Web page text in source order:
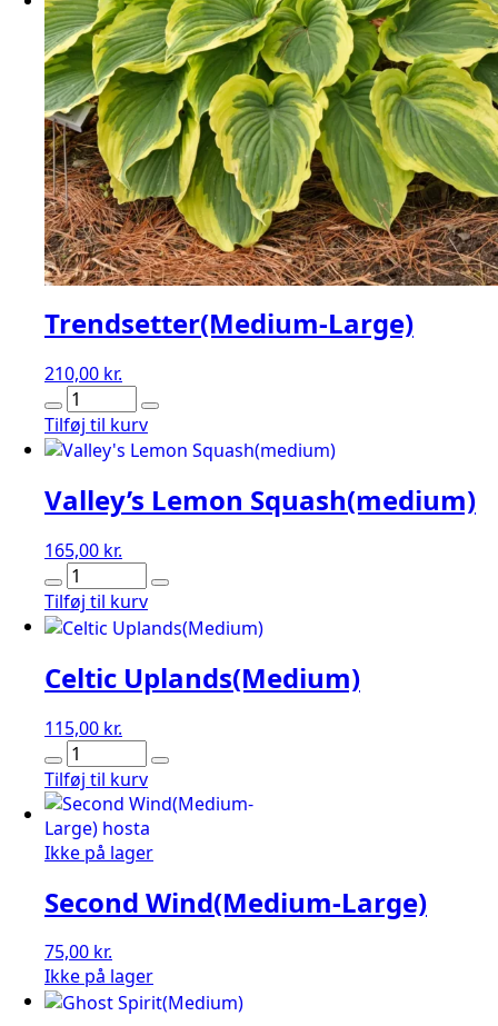
Trendsetter(Medium-Large)
210,00 kr.
Trendsetter(Medium-
Large)
antal
Tilføj til kurv
Valley’s Lemon Squash(medium)
165,00 kr.
Valley's
Lemon
Squash(medium)
Tilføj til kurv
Celtic Uplands(Medium)
115,00 kr.
Celtic
Uplands(Medium)
antal
Tilføj til kurv
Ikke på lager
Second Wind(Medium-Large)
75,00 kr.
Ikke på lager